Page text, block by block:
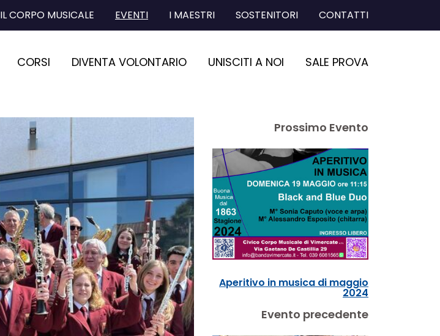
IL CORPO MUSICALE EVENTI I MAESTRI SOSTENITORI CONTATTI
CORSI DIVENTA VOLONTARIO UNISCITI A NOI SALE PROVA
Prossimo Evento
Aperitivo in musica di maggio
2024
Evento precedente